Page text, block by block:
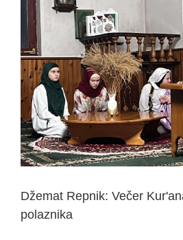
Image
Džemat Repnik: Večer
polaznika